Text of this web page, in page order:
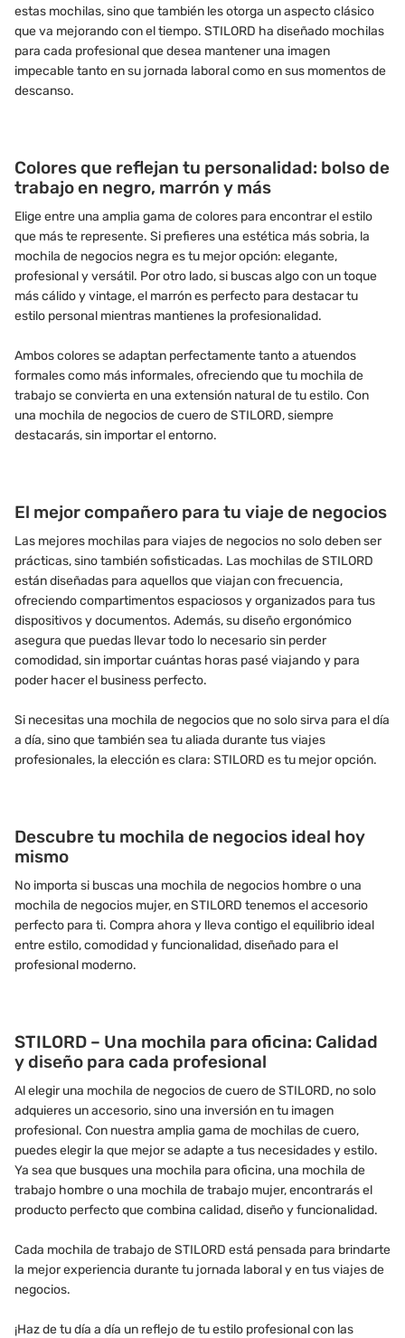
estas mochilas, sino que también les otorga un aspecto clásico
que va mejorando con el tiempo. STILORD ha diseñado mochilas
para cada profesional que desea mantener una imagen
impecable tanto en su jornada laboral como en sus momentos de
descanso.
Colores que reflejan tu personalidad: bolso de
trabajo en negro, marrón y más
Elige entre una amplia gama de colores para encontrar el estilo
que más te represente. Si prefieres una estética más sobria, la
mochila de negocios negra es tu mejor opción: elegante,
profesional y versátil. Por otro lado, si buscas algo con un toque
más cálido y vintage, el marrón es perfecto para destacar tu
estilo personal mientras mantienes la profesionalidad.
Ambos colores se adaptan perfectamente tanto a atuendos
formales como más informales, ofreciendo que tu mochila de
trabajo se convierta en una extensión natural de tu estilo. Con
una mochila de negocios de cuero de STILORD, siempre
destacarás, sin importar el entorno.
El mejor compañero para tu viaje de negocios
Las mejores mochilas para viajes de negocios no solo deben ser
prácticas, sino también sofisticadas. Las mochilas de STILORD
están diseñadas para aquellos que viajan con frecuencia,
ofreciendo compartimentos espaciosos y organizados para tus
dispositivos y documentos. Además, su diseño ergonómico
asegura que puedas llevar todo lo necesario sin perder
comodidad, sin importar cuántas horas pasé viajando y para
poder hacer el business perfecto.
Si necesitas una mochila de negocios que no solo sirva para el día
a día, sino que también sea tu aliada durante tus viajes
profesionales, la elección es clara: STILORD es tu mejor opción.
Descubre tu mochila de negocios ideal hoy
mismo
No importa si buscas una mochila de negocios hombre o una
mochila de negocios mujer, en STILORD tenemos el accesorio
perfecto para ti. Compra ahora y lleva contigo el equilibrio ideal
entre estilo, comodidad y funcionalidad, diseñado para el
profesional moderno.
STILORD – Una mochila para oficina: Calidad
y diseño para cada profesional
Al elegir una mochila de negocios de cuero de STILORD, no solo
adquieres un accesorio, sino una inversión en tu imagen
profesional. Con nuestra amplia gama de mochilas de cuero,
puedes elegir la que mejor se adapte a tus necesidades y estilo.
Ya sea que busques una mochila para oficina, una mochila de
trabajo hombre o una mochila de trabajo mujer, encontrarás el
producto perfecto que combina calidad, diseño y funcionalidad.
Cada mochila de trabajo de STILORD está pensada para brindarte
la mejor experiencia durante tu jornada laboral y en tus viajes de
negocios.
¡Haz de tu día a día un reflejo de tu estilo profesional con las